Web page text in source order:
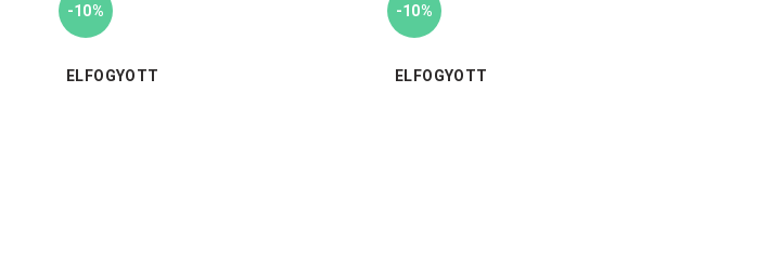
-10%
ELFOGYOTT
-10%
ELFOGYOTT